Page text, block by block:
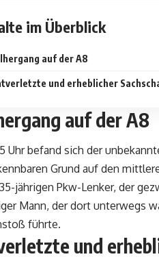
im Überblick
auf der A8
und erheblicher
auf der A8
Uhr befand sich der
Grund auf den
jährigen Pkw-Lenker, der
Mann, der dort unterwegs
führte.
und